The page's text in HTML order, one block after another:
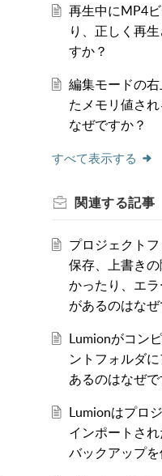
再生中にMP4
り、正しく再
すか？
編集モードの
たメモリ値さ
なぜですか？
すべて表示する
関連する記事
プロジェクトフ
保存、上書き
かったり、エ
があるのはなぜ
Lumionがコン
ントフォルダ
あるのはなぜで
Lumionはプロ
インポートさ
バックアップ